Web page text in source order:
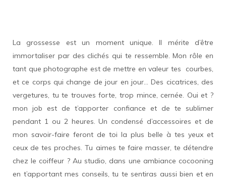
La grossesse est un moment unique. Il mérite d’être
immortaliser par des clichés qui te ressemble. Mon rôle en
tant que photographe est de mettre en valeur tes courbes,
et ce corps qui change de jour en jour… Des cicatrices, des
vergetures, tu te trouves forte, trop mince, cernée. Oui et ?
mon job est de t’apporter confiance et de te sublimer
pendant 1 ou 2 heures. Un condensé d’accessoires et de
mon savoir-faire feront de toi la plus belle à tes yeux et
ceux de tes proches. Tu aimes te faire masser, te détendre
chez le coiffeur ? Au studio, dans une ambiance cocooning
en t’apportant mes conseils, tu te sentiras aussi bien et en